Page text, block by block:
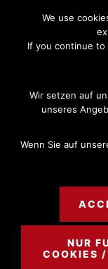
footer
family law
We use
If you continue
Wir setzen auf
unseres
Wenn Sie auf
NUR
COOKIES